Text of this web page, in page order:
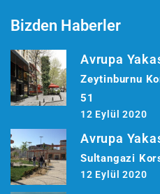
Bizden Haberler
Avrupa
Zeytinburnu
51
12 Eylül 2020
Avrupa
Sultangazi
12 Eylül 2020